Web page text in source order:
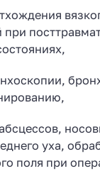
уха,
поля при